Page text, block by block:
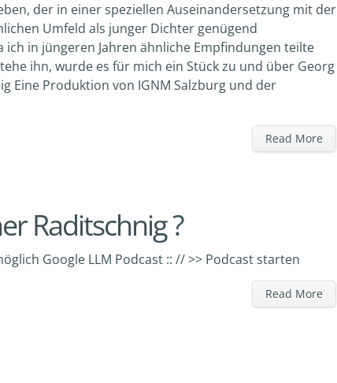
der in einer speziellen Auseinandersetzung mit der
Umfeld als junger Dichter genügend
ich in jüngeren Jahren ähnliche Empfindungen teilte
ihn, wurde es für mich ein Stück zu und über Georg
Eine Produktion von IGNM Salzburg und der
Read More
Raditschnig ?
Google LLM Podcast :: // >> Podcast starten
Read More